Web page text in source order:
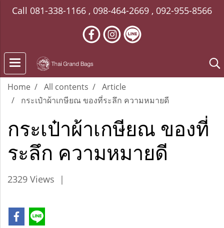
Call 081-338-1166 , 098-464-2669 , 092-955-8566
Home All contents
Article
กระเป๋าผ้าเกษียณ ของที่ระลึก ความหมายดี
กระเป๋าผ้าเกษียณ ของที่
ระลึก ความหมายดี
2329 Views |